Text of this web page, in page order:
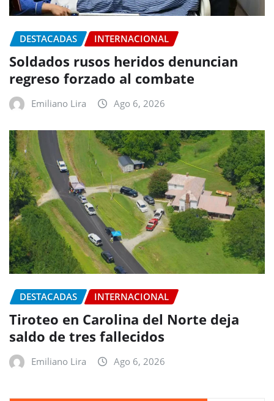
DESTACADAS INTERNACIONAL
Soldados rusos heridos denuncian
regreso forzado al combate
Emiliano Lira Ago 6, 2026
DESTACADAS INTERNACIONAL
Tiroteo en Carolina del Norte deja
saldo de tres fallecidos
Emiliano Lira Ago 6, 2026